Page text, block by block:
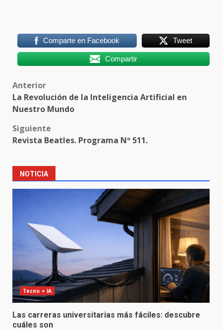
Comparte en Facebook Tweet
Compartir
Post
navigation
Anterior
La Revolución de la Inteligencia Artificial en
Nuestro Mundo
Siguiente
Revista Beatles. Programa Nº 511.
NOTICIA
Tecno + IA
Las carreras universitarias más fáciles: descubre
cuáles son